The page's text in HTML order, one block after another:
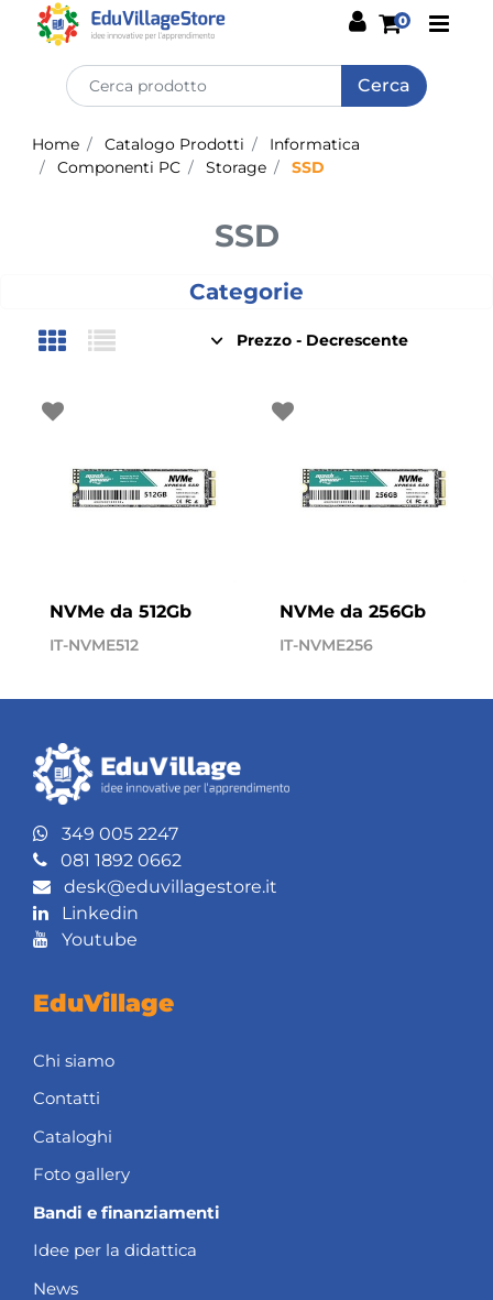
0
Home Catalogo Prodotti
Informatica
Componenti PC
Storage SSD
SSD
Categorie
NVMe da 512Gb
IT-NVME512
NVMe da 256Gb
IT-NVME256
349 005 2247
081 1892 0662
desk@eduvillagestore.it
Linkedin
Youtube
EduVillage
Chi siamo
Contatti
Cataloghi
Foto gallery
Bandi e finanziamenti
Idee per la didattica
News